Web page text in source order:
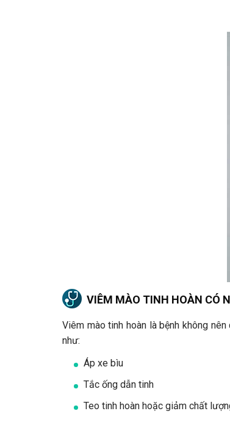
VIÊM MÀO TINH HOÀN CÓ
Viêm mào tinh hoàn là bệnh không
như:
Áp xe bìu
Tắc ống dẫn tinh
Teo tinh hoàn hoặc giảm chất